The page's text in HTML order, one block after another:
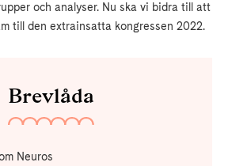
och analyser. Nu ska vi bidra till att
till den extrainsatta kongressen 2022.
Brevlåda
Neuros